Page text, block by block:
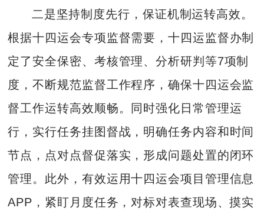
二是坚持制度先行，保证机制运转高效。
根据十四运会专项监督需要，十四运监督办制
定了安全保密、考核管理、分析研判等7项制
度，不断规范监督工作程序，确保十四运会监
督工作运转高效顺畅。同时强化日常管理运
行，实行任务挂图督战，明确任务内容和时间
节点，点对点督促落实，形成问题处置的闭环
管理。此外，有效运用十四运会项目管理信息
APP，紧盯月度任务，对标对表查现场、摸实